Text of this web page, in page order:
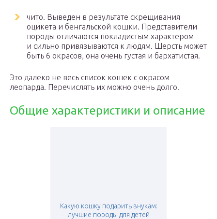
чито. Выведен в результате скрещивания
оцикета и бенгальской кошки. Представители
породы отличаются покладистым характером
и сильно привязываются к людям. Шерсть может
быть 6 окрасов, она очень густая и бархатистая.
Это далеко не весь список кошек с окрасом
леопарда. Перечислять их можно очень долго.
Общие характеристики и описание
Какую кошку подарить внукам:
лучшие породы для детей